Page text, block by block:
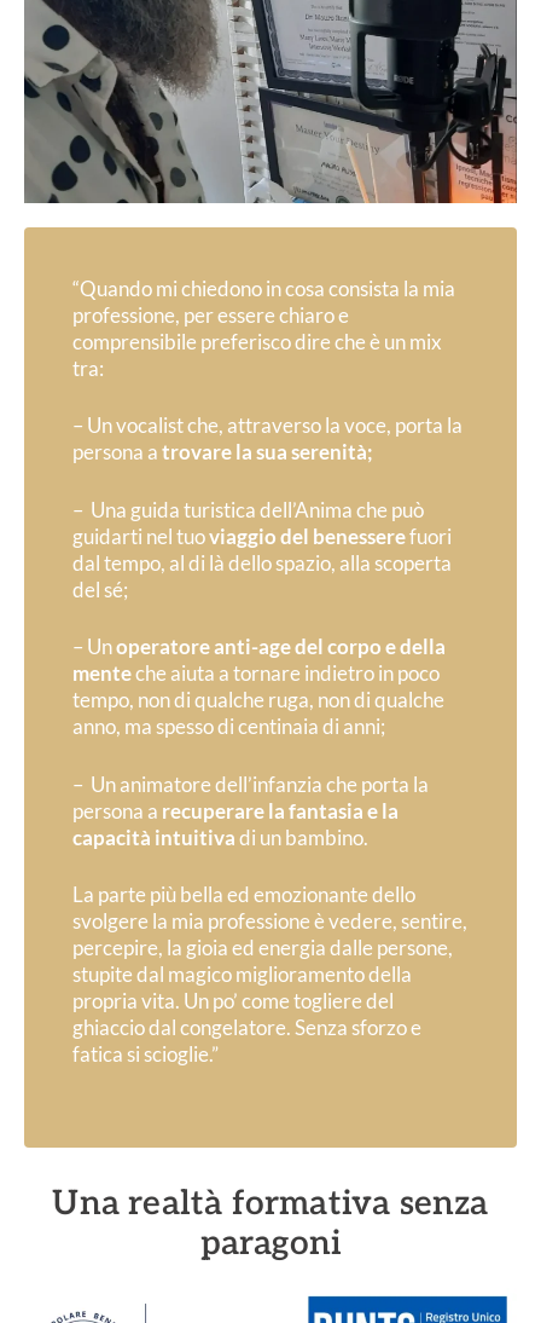
“Quando mi chiedono in cosa consista la mia
professione, per essere chiaro e
comprensibile preferisco dire che è un mix
tra:
– Un vocalist che, attraverso la voce, porta la
persona atrovare la sua serenità;
– Una guida turistica dell’Anima che può
guidarti nel tuoviaggio del benesserefuori
dal tempo, al di là dello spazio, alla scoperta
del sé;
– Unoperatore anti-age del corpo e della
menteche aiuta a tornare indietro in poco
tempo, non di qualche ruga, non di qualche
anno, ma spesso di centinaia di anni;
– Un animatore dell’infanzia che porta la
persona a recuperare la fantasia e la
capacità intuitivadi un bambino.
La parte più bella ed emozionante dello
svolgere la mia professione è vedere, sentire,
percepire, la gioia ed energia dalle persone,
stupite dal magico miglioramento della
propria vita. Un po’ come togliere del
ghiaccio dal congelatore. Senza sforzo e
fatica si scioglie.”
Una realtà formativa senza
paragoni